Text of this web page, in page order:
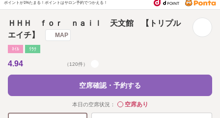
ポイントが1%たまる！ ポイントはサロン予約でつかえる！
ＨＨＨ ｆｏｒ ｎａｉｌ 天文館 【トリプル
エイチ】
MAP
ﾈｲﾙ ﾘﾗｸ
4.94 （120件）
空席確認・予約する
本日の空席状況： ◯空席あり